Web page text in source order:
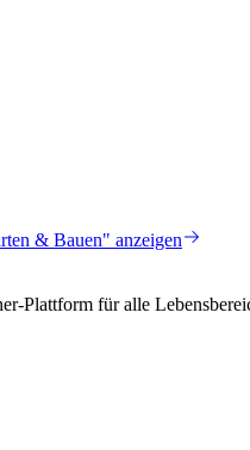
& Bauen" anzeigen
Plattform für alle